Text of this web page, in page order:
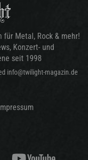
Metal, Rock & mehr!
Konzert- und
seit 1998
info@twilight-magazin.de